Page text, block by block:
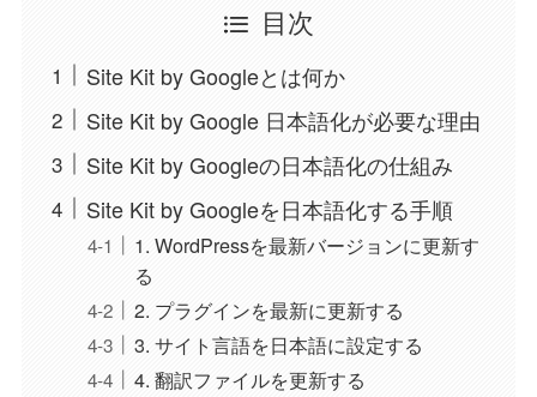
目次
Site Kit by Googleとは何か
Site Kit by Google 日本語化が必要な理由
Site Kit by Googleの日本語化の仕組み
Site Kit by Googleを日本語化する手順
1. WordPressを最新バージョンに更新す
る
2. プラグインを最新に更新する
3. サイト言語を日本語に設定する
4. 翻訳ファイルを更新する